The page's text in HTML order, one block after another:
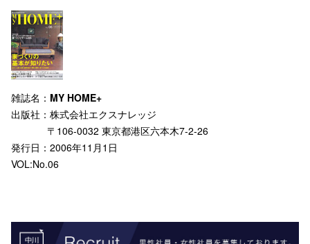
雑誌名： MY HOME+
出版社：株式会社エクスナレッジ
〒106-0032 東京都港区六本木7-2-26
発行日：2006年11月1日
VOL:No.06